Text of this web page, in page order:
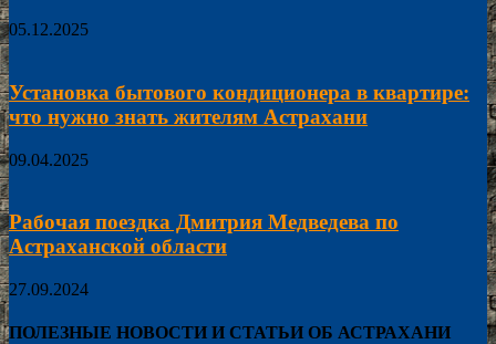
05.12.2025
Установка бытового кондиционера в квартире:
что нужно знать жителям Астрахани
09.04.2025
Рабочая поездка Дмитрия Медведева по
Астраханской области
27.09.2024
ПОЛЕЗНЫЕ НОВОСТИ И СТАТЬИ ОБ АСТРАХАНИ